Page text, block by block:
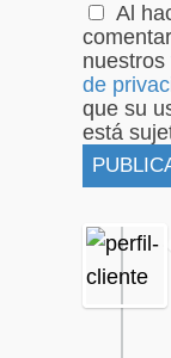
Al
nuestros
de
que su
está